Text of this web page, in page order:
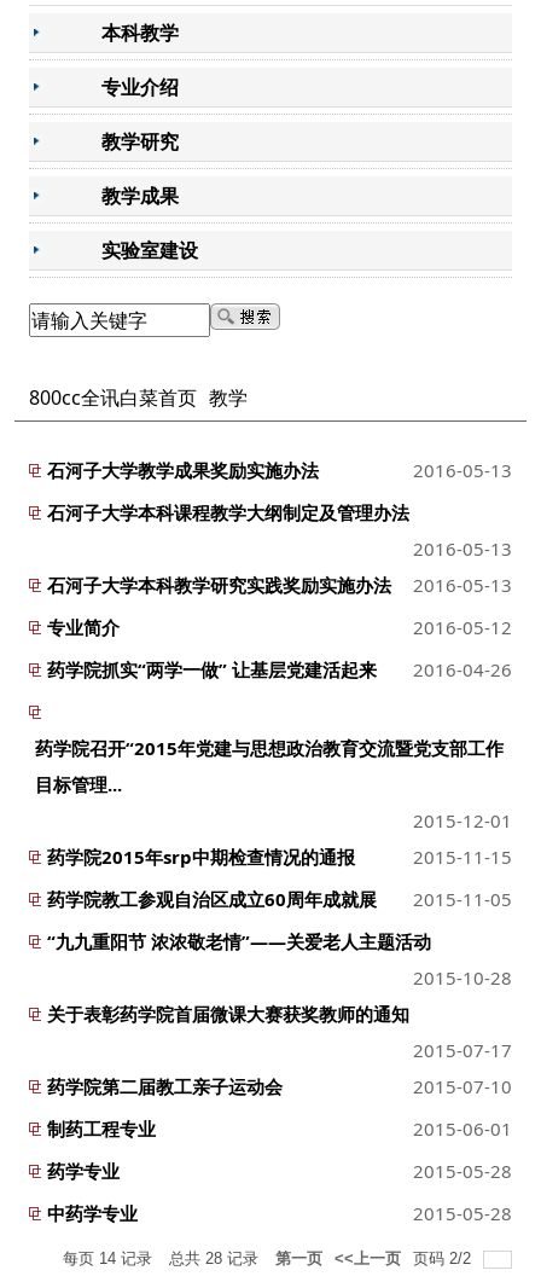
本科教学
专业介绍
教学研究
教学成果
实验室建设
800cc全讯白菜首页 教学
石河子大学教学成果奖励实施办法
2016-05-13
石河子大学本科课程教学大纲制定及管理办法
2016-05-13
石河子大学本科教学研究实践奖励实施办法
2016-05-13
专业简介
2016-05-12
药学院抓实“两学一做” 让基层党建活起来
2016-04-26
药学院召开“2015年党建与思想政治教育交流暨党支部工作
目标管理...
2015-12-01
药学院2015年srp中期检查情况的通报
2015-11-15
药学院教工参观自治区成立60周年成就展
2015-11-05
“九九重阳节 浓浓敬老情”——关爱老人主题活动
2015-10-28
关于表彰药学院首届微课大赛获奖教师的通知
2015-07-17
药学院第二届教工亲子运动会
2015-07-10
制药工程专业
2015-06-01
药学专业
2015-05-28
中药学专业
2015-05-28
每页 14 记录 总共 28 记录 第一页 <<上一页 页码 2/2